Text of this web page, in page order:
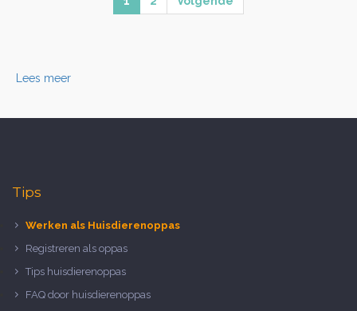
Lees meer
Tips
Werken als Huisdierenoppas
Registreren als oppas
Tips huisdierenoppas
FAQ door huisdierenoppas